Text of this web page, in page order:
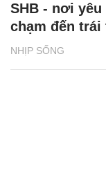
NHỊP SỐNG
SHB - nơi
chạm đến trái